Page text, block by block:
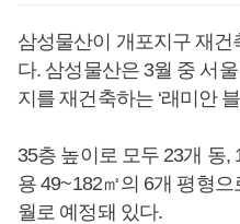
삼성물산이 개포지구 재
다. 삼성물산은 3월 중 서
지를 재건축하는 ‘래미안
35층 높이로 모두 23개 동,
용 49~182㎡의 6개 평형
월로 예정돼 있다.